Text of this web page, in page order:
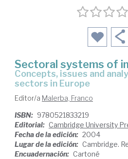
Sectoral systems of
concepts, issues and analyses of six major
sectors in Europe
Editor/a Malerba, Franco
ISBN: 9780521833219
Editorial: Cambridge University
Fecha de la edición: 2004
Lugar de la edición: Cambridge.
Encuadernación: Cartoné